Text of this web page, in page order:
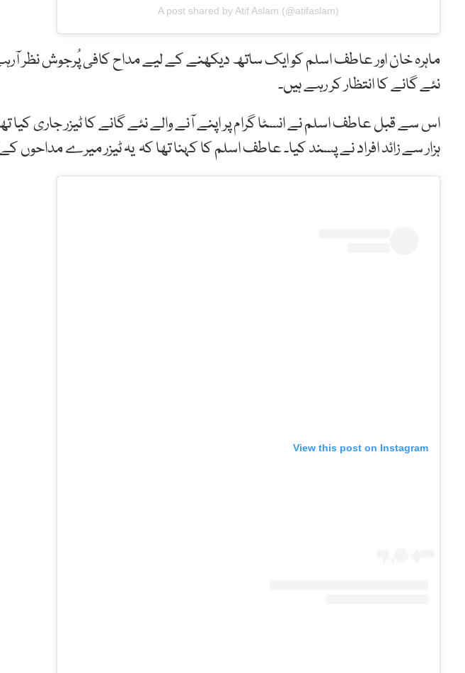
A post shared by Atif Aslam (@atifaslam)
ماہرہ خان اور عاطف اسلم کو ایک ساتھ دیکھنے کے لیے مداح کافی پُرجوش نظر
نئے گانے کا انتظار کر رہے ہیں۔
ہزار سے زائد افراد نے پسند کیا۔ عاطف اسلم کا کہنا تھا کہ یہ ٹیزر میرے مداحوں
View this post on Instagram